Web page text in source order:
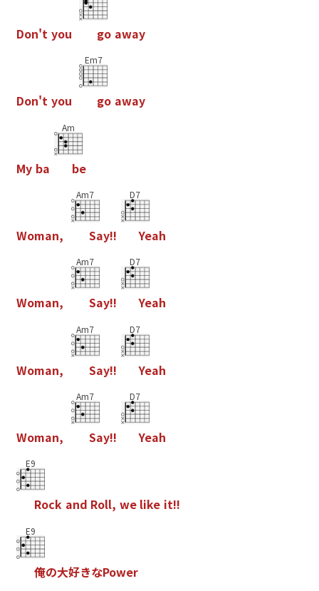
Don't you go away
Don't you
Em7
go away
My ba
Am
be
Woman,
Am7
Say!!
D7
Yeah
Woman,
Am7
Say!!
D7
Yeah
Woman,
Am7
Say!!
D7
Yeah
Woman,
Am7
Say!!
D7
Yeah
E9
Rock and Roll, we like it!!
E9
俺の大好きなPower